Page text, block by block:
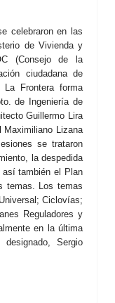
celebraron en las
de Vivienda y
(Consejo de la
ciudadana de
La Frontera forma
de Ingeniería de
Guillermo Lira
Lizana
se trataron
la despedida
también el Plan
temas. Los temas
Ciclovías;
Reguladores y
en la última
Sergio